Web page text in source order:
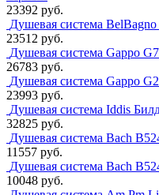
23392 руб.
Душевая система
23512 руб.
Душевая система Gappo
26783 руб.
Душевая система Gappo
23993 руб.
Душевая система Iddis
32825 руб.
Душевая система Bach
11557 руб.
Душевая система Bach
10048 руб.